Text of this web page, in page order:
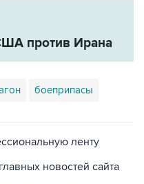
против Ирана
боеприпасы
ленту
новостей сайта